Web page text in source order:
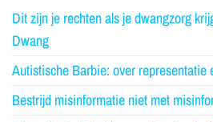
Dit zijn je rechten als je dwangzorg
Dwang
Autistische Barbie: over representatie
Bestrijd misinformatie niet met